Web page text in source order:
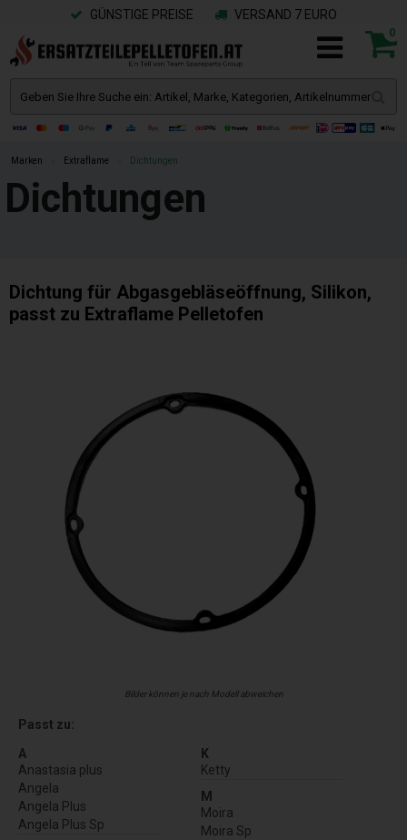
GÜNSTIGE PREISE VERSAND 7 EURO
0
Marken Extraflame Dichtungen
Dichtungen
Dichtung für Abgasgebläseöffnung, Silikon,
passt zu Extraflame Pelletofen
Bilder können je nach Modell abweichen
Passt zu:
A
Anastasia plus
Angela
Angela Plus
Angela Plus Sp
K
Ketty
M
Moira
Moira Sp